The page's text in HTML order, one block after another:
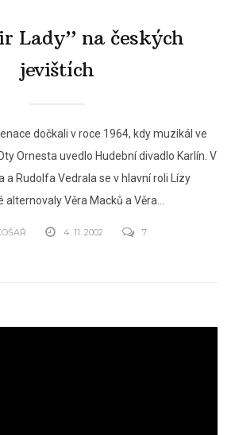
Lady” na českých
jevištích
dočkali v roce 1964, kdy muzikál ve
Ornesta uvedlo Hudební divadlo Karlín. V
a Rudolfa Vedrala se v hlavní roli Lízy
alternovaly Věra Macků a Věra...
4. 11. 2002 7